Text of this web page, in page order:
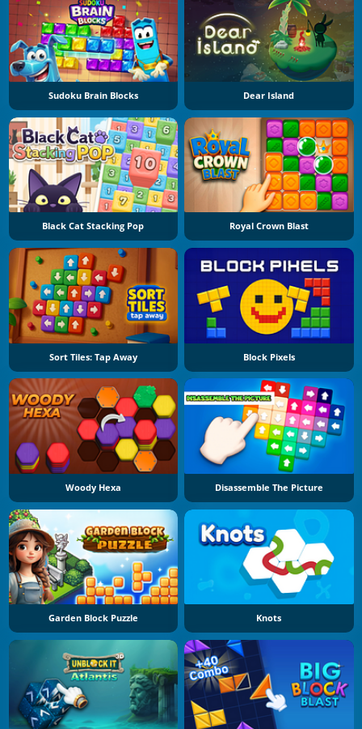
Sudoku Brain Blocks Dear Island
Black Cat Stacking Pop Royal Crown Blast
Sort Tiles: Tap Away Block Pixels
Woody Hexa Disassemble The Picture
Garden Block Puzzle Knots